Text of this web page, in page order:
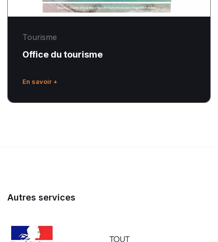
Tourisme
Office du tourisme
En savoir +
Autres services